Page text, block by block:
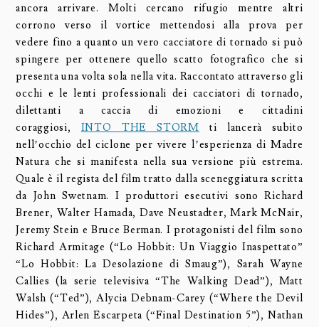
ancora arrivare. Molti cercano rifugio mentre altri
corrono verso il vortice mettendosi alla prova per
vedere fino a quanto un vero cacciatore di tornado si può
spingere per ottenere quello scatto fotografico che si
presenta una volta sola nella vita. Raccontato attraverso gli
occhi e le lenti professionali dei cacciatori di tornado,
dilettanti a caccia di emozioni e cittadini
coraggiosi, INTO THE STORM ti lancerà subito
nell’occhio del ciclone per vivere l’esperienza di Madre
Natura che si manifesta nella sua versione più estrema.
Quale è il regista del film tratto dalla sceneggiatura scritta
da John Swetnam. I produttori esecutivi sono Richard
Brener, Walter Hamada, Dave Neustadter, Mark McNair,
Jeremy Stein e Bruce Berman. I protagonisti del film sono
Richard Armitage (“Lo Hobbit: Un Viaggio Inaspettato”
“Lo Hobbit: La Desolazione di Smaug”), Sarah Wayne
Callies (la serie televisiva “The Walking Dead”), Matt
Walsh (“Ted”), Alycia Debnam-Carey (“Where the Devil
Hides”), Arlen Escarpeta (“Final Destination 5”), Nathan